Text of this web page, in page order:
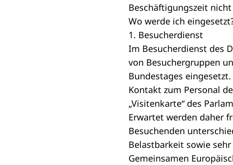
Beschäftigungszeit
Wo werde ich
1. Besucherdienst
Im Besucherdienst des
von Besuchergruppen
Bundestages
Kontakt zum Personal
„Visitenkarte“ des
Erwartet werden daher
Besuchenden
Belastbarkeit sowie
Gemeinsamen